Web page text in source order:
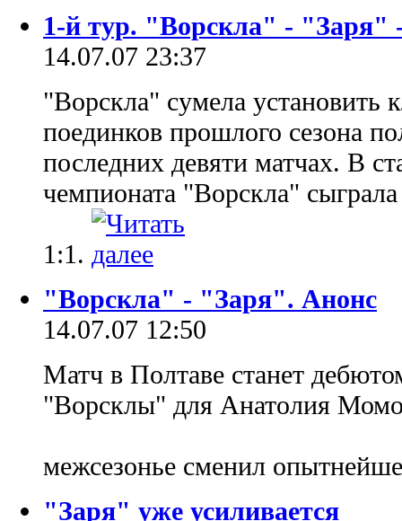
1-й тур. "Ворскла" - "Заря"
14.07.07 23:37
"Ворскла" сумела установить
поединков прошлого сезона
последних девяти матчах. В
чемпионата "Ворскла"
1:1.
"Ворскла" - "Заря". Анонс
14.07.07 12:50
Матч в Полтаве станет
"Ворсклы" для Анатолия
межсезонье сменил
"Заря" уже усиливается